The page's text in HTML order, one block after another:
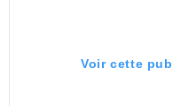
Voir cette